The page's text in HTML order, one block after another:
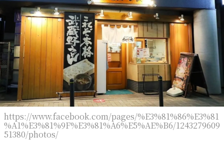
https://www.facebook.com/pages/%E3%81%86%E3%81
%A1%E3%81%9F%E3%81%A6%E5%AE%B6/1243279609
51380/photos/